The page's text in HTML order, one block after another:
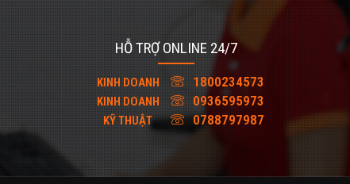
HỖ TRỢ ONLINE 24/7
KINH DOANH 1800234573
KINH DOANH 0936595973
KỸ THUẬT 0788797987